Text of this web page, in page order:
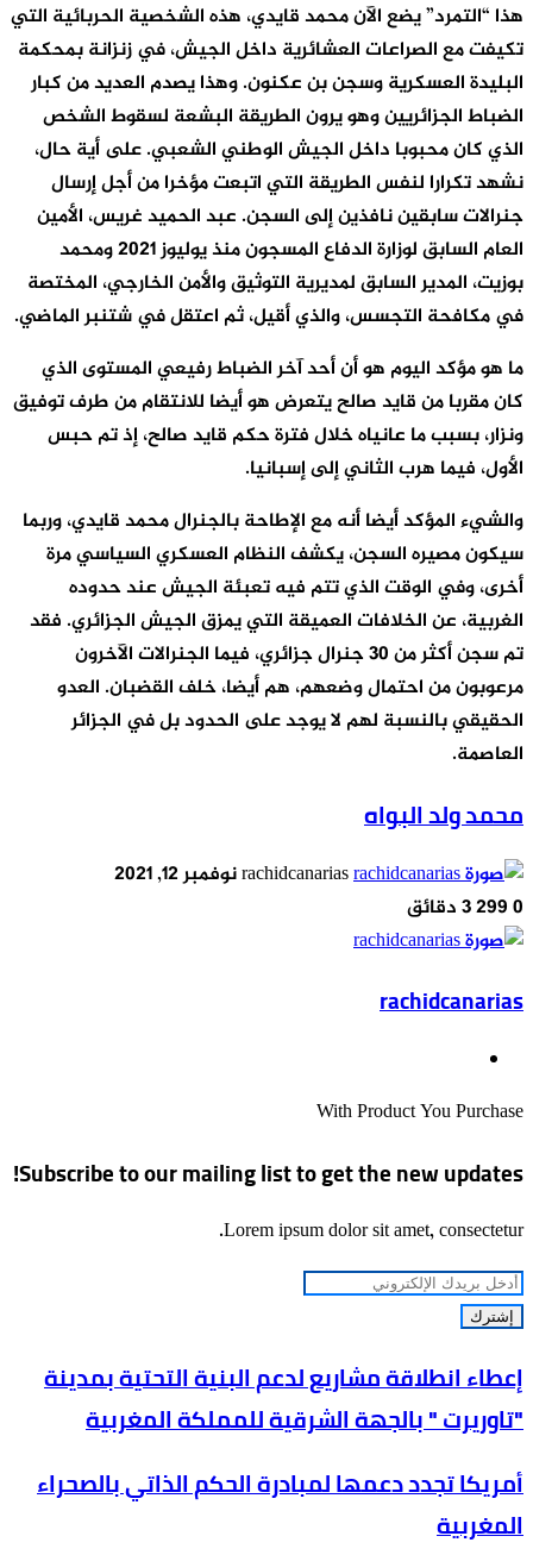
هذا “التمرد” يضع الآن محمد قايدي، هذه الشخصية الحربائية التي
تكيفت مع الصراعات العشائرية داخل الجيش، في زنزانة بمحكمة
البليدة العسكرية وسجن بن عكنون. وهذا يصدم العديد من كبار
الضباط الجزائريين وهو يرون الطريقة البشعة لسقوط الشخص
الذي كان محبوبا داخل الجيش الوطني الشعبي. على أية حال،
نشهد تكرارا لنفس الطريقة التي اتبعت مؤخرا من أجل إرسال
جنرالات سابقين نافذين إلى السجن. عبد الحميد غريس، الأمين
العام السابق لوزارة الدفاع المسجون منذ يوليوز 2021 ومحمد
بوزيت، المدير السابق لمديرية التوثيق والأمن الخارجي، المختصة
في مكافحة التجسس، والذي أقيل، ثم اعتقل في شتنبر الماضي.
ما هو مؤكد اليوم هو أن أحد آخر الضباط رفيعي المستوى الذي
كان مقربا من قايد صالح يتعرض هو أيضا للانتقام من طرف توفيق
ونزار، بسبب ما عانياه خلال فترة حكم قايد صالح، إذ تم حبس
الأول، فيما هرب الثاني إلى إسبانيا.
والشيء المؤكد أيضا أنه مع الإطاحة بالجنرال محمد قايدي، وربما
سيكون مصيره السجن، يكشف النظام العسكري السياسي مرة
أخرى، وفي الوقت الذي تتم فيه تعبئة الجيش عند حدوده
الغربية، عن الخلافات العميقة التي يمزق الجيش الجزائري. فقد
تم سجن أكثر من 30 جنرال جزائري، فيما الجنرالات الآخرون
مرعوبون من احتمال وضعهم، هم أيضا، خلف القضبان. العدو
الحقيقي بالنسبة لهم لا يوجد على الحدود بل في الجزائر
العاصمة.
محمد ولد البواه
rachidcanariasأرسل
نوفمبر 12, 2021
0
3 دقائق
rachidcanarias
With Product You Purchase
Subscribe to our mailing list to get the new updates!
Lorem ipsum dolor sit amet, consectetur.
أدخل
بريدك
إعطاء
انطلاقة
مشاريع
لدعم
البنية
التحتية
إعطاء انطلاقة مشاريع لدعم البنية التحتية بمدينة
"تاوريرت " بالجهة الشرقية للمملكة المغربية
أمريكا
تجدد
دعمها
أمريكا تجدد دعمها لمبادرة الحكم الذاتي بالصحراء
المغربية